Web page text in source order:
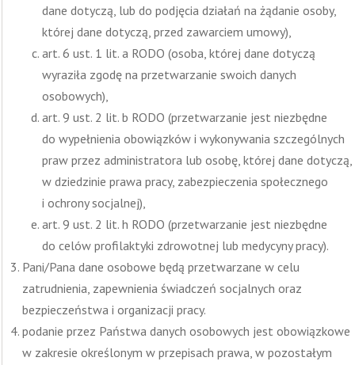
dane dotyczą, lub do podjęcia działań na żądanie osoby,
której dane dotyczą, przed zawarciem umowy),
art. 6 ust. 1 lit. a RODO (osoba, której dane dotyczą
wyraziła zgodę na przetwarzanie swoich danych
osobowych),
art. 9 ust. 2 lit. b RODO (przetwarzanie jest niezbędne
do wypełnienia obowiązków i wykonywania szczególnych
praw przez administratora lub osobę, której dane dotyczą,
w dziedzinie prawa pracy, zabezpieczenia społecznego
i ochrony socjalnej),
art. 9 ust. 2 lit. h RODO (przetwarzanie jest niezbędne
do celów profilaktyki zdrowotnej lub medycyny pracy).
Pani/Pana dane osobowe będą przetwarzane w celu
zatrudnienia, zapewnienia świadczeń socjalnych oraz
bezpieczeństwa i organizacji pracy.
podanie przez Państwa danych osobowych jest obowiązkowe
w zakresie określonym w przepisach prawa, w pozostałym